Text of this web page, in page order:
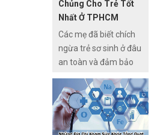
Chủng Cho Trẻ Tốt
Nhất Ở TPHCM
Các mẹ đã biết chích
ngừa trẻ sơ sinh ở đâu
an toàn và đảm bảo
bệnh hay chưa ? Việc
tiêm chủng đầy đủ
cũng như khoa học có
tác dụng bảo vệ bé